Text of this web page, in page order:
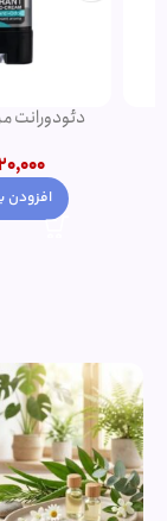
دئودورانت
320,000
افزودن به